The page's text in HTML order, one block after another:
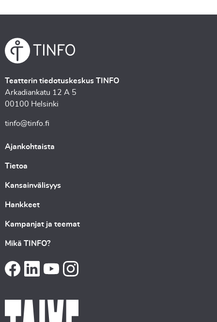
Teatterin tiedotuskeskus TINFO
Arkadiankatu 12 A 5
00100 Helsinki
tinfo@tinfo.fi
Ajankohtaista
Tietoa
Kansainvälisyys
Hankkeet
Kampanjat ja teemat
Mikä TINFO?